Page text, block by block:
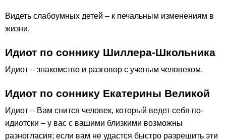
Видеть слабоумных детей – к печальным изменениям в
жизни.
Идиот по соннику Шиллера-Школьника
Идиот – знакомство и разговор с ученым человеком.
Идиот по соннику Екатерины Великой
Идиот – Вам снится человек, который ведет себя по-
идиотски – у вас с вашими близкими возможны
разногласия; если вам не удастся быстро разрешить эти